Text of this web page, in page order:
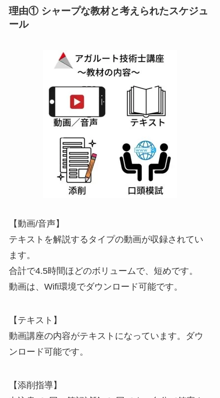
理由① シャープな教材と考えられたスケジュ
ール
【動画/音声】
テキストを解説するタイプの動画が収録されてい
ます。
合計で4.5時間ほどのボリュームで、短めです。
動画は、Wifi環境でダウンロード可能です。
【テキスト】
動画講座の内容がテキストになっています。ダウ
ンロード可能です。
【添削指導】